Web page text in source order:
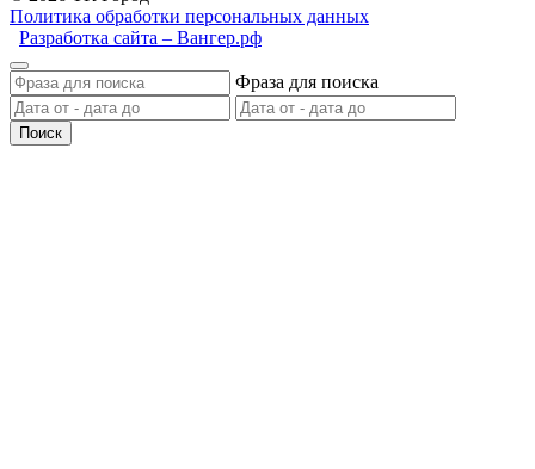
Политика обработки персональных данных
Разработка сайта – Вангер.рф
Фраза для поиска
Поиск